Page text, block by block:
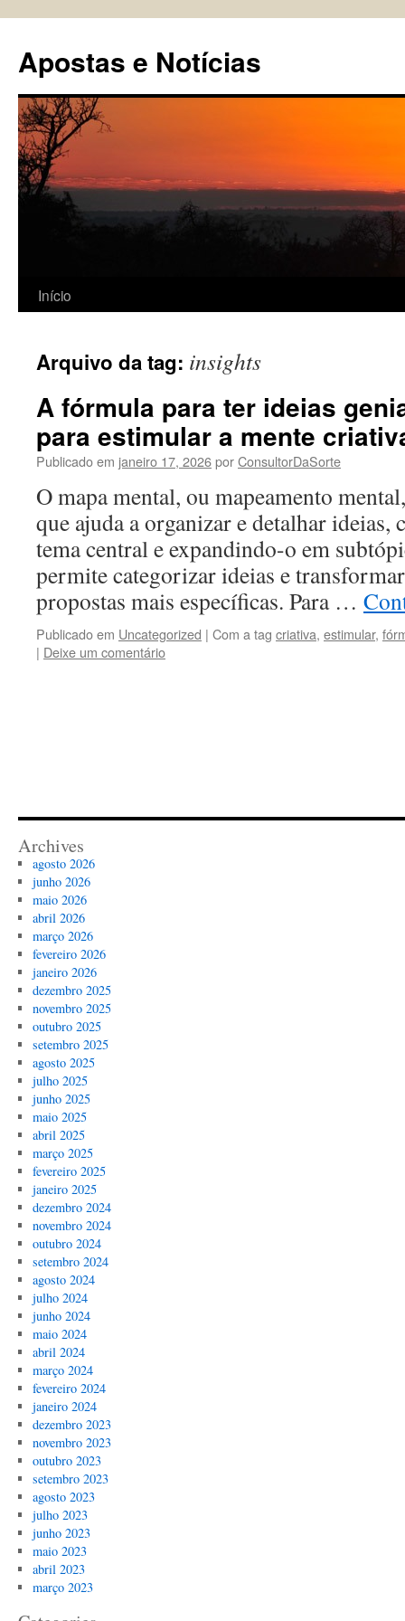
conteúdo
Apostas e Notícias
Início
Arquivo da tag: insights
A fórmula para ter ideias
para estimular a mente
Publicado em janeiro 17, 2026porConsultorDaSorte
O mapa mental, ou mapeamento
que ajuda a organizar e detalhar ideias,
tema central e expandindo-o em
permite categorizar ideias e
propostas mais específicas. Para …
Publicado em Uncategorized | Com a tag criativa, estimular,
| Deixe um comentário
Archives
agosto 2026
junho 2026
maio 2026
abril 2026
março 2026
fevereiro 2026
janeiro 2026
dezembro 2025
novembro 2025
outubro 2025
setembro 2025
agosto 2025
julho 2025
junho 2025
maio 2025
abril 2025
março 2025
fevereiro 2025
janeiro 2025
dezembro 2024
novembro 2024
outubro 2024
setembro 2024
agosto 2024
julho 2024
junho 2024
maio 2024
abril 2024
março 2024
fevereiro 2024
janeiro 2024
dezembro 2023
novembro 2023
outubro 2023
setembro 2023
agosto 2023
julho 2023
junho 2023
maio 2023
abril 2023
março 2023